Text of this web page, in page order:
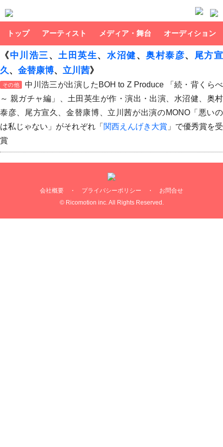
トップ アーティスト メディア・舞台 オーディション
《 中川浩三 、土田英生、水沼健 、奥村泰彦、 尾方宣
久、 金替康博、 立川茜》
その他
中川浩三が出演したBOH to Z Produce 「続・背くらべ
～ 親ガチャ編」、土田英生が作・演出・出演、水沼健、奥村
泰彦、尾方宣久、金替康博、立川茜が出演のMONO「悪いの
は私じゃない」がそれぞれ「 関西えんげき大賞 」で優秀賞を受
賞
会社概要 ・ プライバシーポリシー ・ お問合せ
© Ricomotion inc. All Rights Reserved.